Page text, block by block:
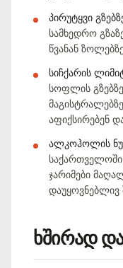
პირუტყვი
სამხედრო
წვანან
სიჩქარის
სოფლის
აფიქსირებენ
ალკოჰოლის
ჯარიმები
დაუყოვნებლივ
ხშირად